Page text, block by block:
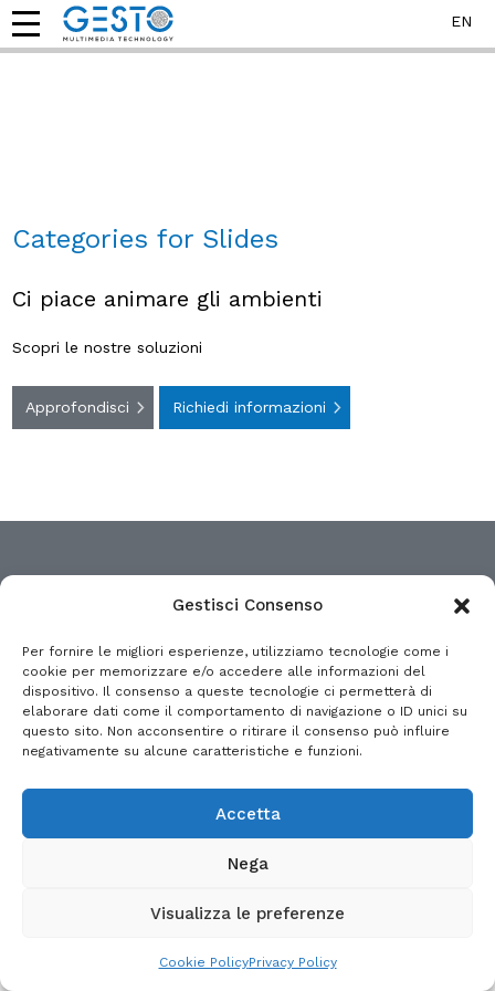
Gestisci Consenso
Per fornire le migliori esperienze, utilizziamo tecnologie come i
cookie per memorizzare e/o accedere alle informazioni del
dispositivo. Il consenso a queste tecnologie ci permetterà di
elaborare dati come il comportamento di navigazione o ID unici su
questo sito. Non acconsentire o ritirare il consenso può influire
negativamente su alcune caratteristiche e funzioni.
Accetta
Nega
Visualizza le preferenze
Cookie PolicyPrivacy Policy
EN
Categories for Slides
Ci piace animare gli ambienti
Scopri le nostre soluzioni
Approfondisci Richiedi informazioni
© 2026 GESTO.BIZ
NEMES SRL - VIA DON STURZO, 14 - 20054 SEGRATE (MI)
Tel. (+39) 02.26.950.311
E-mail: gesto@nemes.it - P. IVA 03384060962
Privacy Policy